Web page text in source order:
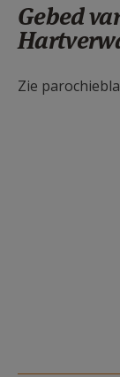
Gebed
Zie